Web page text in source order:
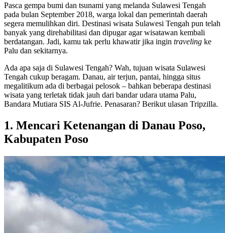
Pasca gempa bumi dan tsunami yang melanda Sulawesi Tengah
pada bulan September 2018, warga lokal dan pemerintah daerah
segera memulihkan diri. Destinasi wisata Sulawesi Tengah pun telah
banyak yang direhabilitasi dan dipugar agar wisatawan kembali
berdatangan. Jadi, kamu tak perlu khawatir jika ingin traveling ke
Palu dan sekitarnya.
Ada apa saja di Sulawesi Tengah? Wah, tujuan wisata Sulawesi
Tengah cukup beragam. Danau, air terjun, pantai, hingga situs
megalitikum ada di berbagai pelosok – bahkan beberapa destinasi
wisata yang terletak tidak jauh dari bandar udara utama Palu,
Bandara Mutiara SIS Al-Jufrie. Penasaran? Berikut ulasan Tripzilla.
1. Mencari Ketenangan di Danau Poso,
Kabupaten Poso